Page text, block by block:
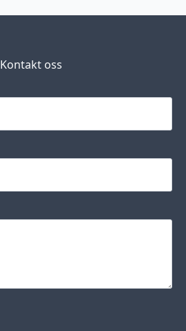
Kontakt oss